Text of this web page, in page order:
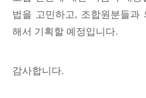
법을 고민하고, 조합원분들과
해서 기획할 예정입니다.
감사합니다.